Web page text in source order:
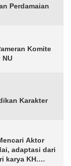
Perdamaian
Komite
NU
Karakter
Aktor
adaptasi dari
karya KH.